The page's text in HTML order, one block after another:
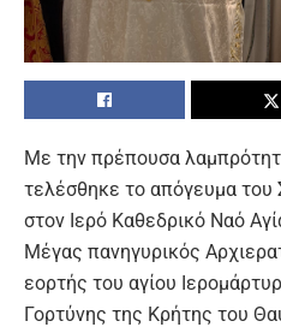
Με την πρέπουσα
τελέσθηκε το απόγευμα του
στον Ιερό Καθεδρικό Ναό
Μέγας πανηγυρικός
εορτής του αγίου
Γορτύνης της Κρήτης του